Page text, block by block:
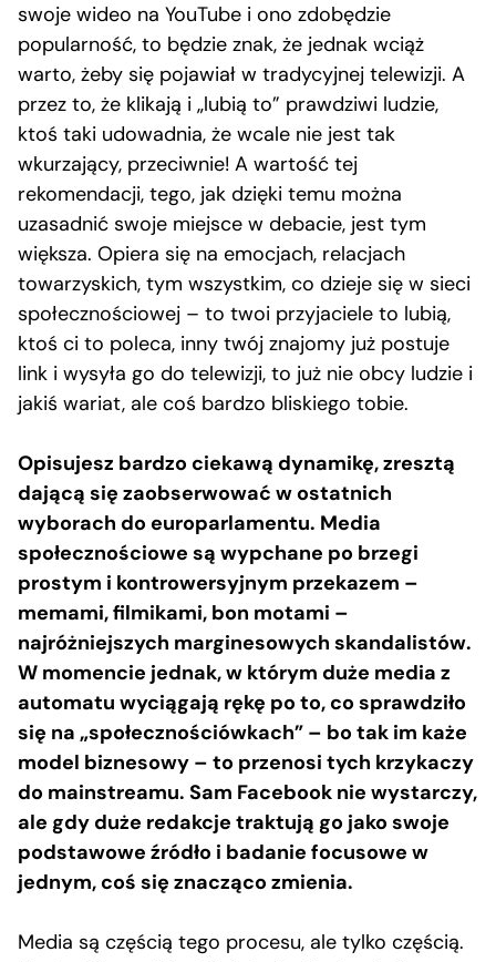
swoje wideo na YouTube i ono zdobędzie
popularność, to będzie znak, że jednak wciąż
warto, żeby się pojawiał w tradycyjnej telewizji. A
przez to, że klikają i „lubią to” prawdziwi ludzie,
ktoś taki udowadnia, że wcale nie jest tak
wkurzający, przeciwnie! A wartość tej
rekomendacji, tego, jak dzięki temu można
uzasadnić swoje miejsce w debacie, jest tym
większa. Opiera się na emocjach, relacjach
towarzyskich, tym wszystkim, co dzieje się w sieci
społecznościowej – to twoi przyjaciele to lubią,
ktoś ci to poleca, inny twój znajomy już postuje
link i wysyła go do telewizji, to już nie obcy ludzie i
jakiś wariat, ale coś bardzo bliskiego tobie.
Opisujesz bardzo ciekawą dynamikę, zresztą
dającą się zaobserwować w ostatnich
wyborach do europarlamentu. Media
społecznościowe są wypchane po brzegi
prostym i kontrowersyjnym przekazem –
memami, filmikami, bon motami –
najróżniejszych marginesowych skandalistów.
W momencie jednak, w którym duże media z
automatu wyciągają rękę po to, co sprawdziło
się na „społecznościówkach” – bo tak im każe
model biznesowy – to przenosi tych krzykaczy
do mainstreamu. Sam Facebook nie wystarczy,
ale gdy duże redakcje traktują go jako swoje
podstawowe źródło i badanie focusowe w
jednym, coś się znacząco zmienia.
Media są częścią tego procesu, ale tylko częścią.